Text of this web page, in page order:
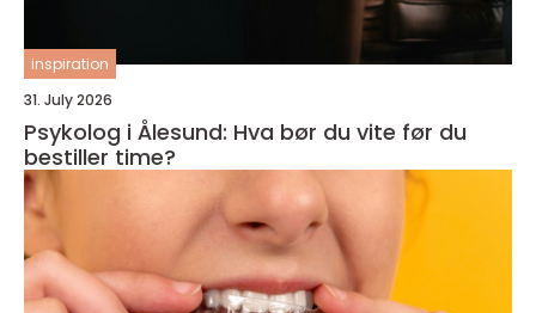
inspiration
31. July 2026
Psykolog i Ålesund: Hva bør du vite før du
bestiller time?